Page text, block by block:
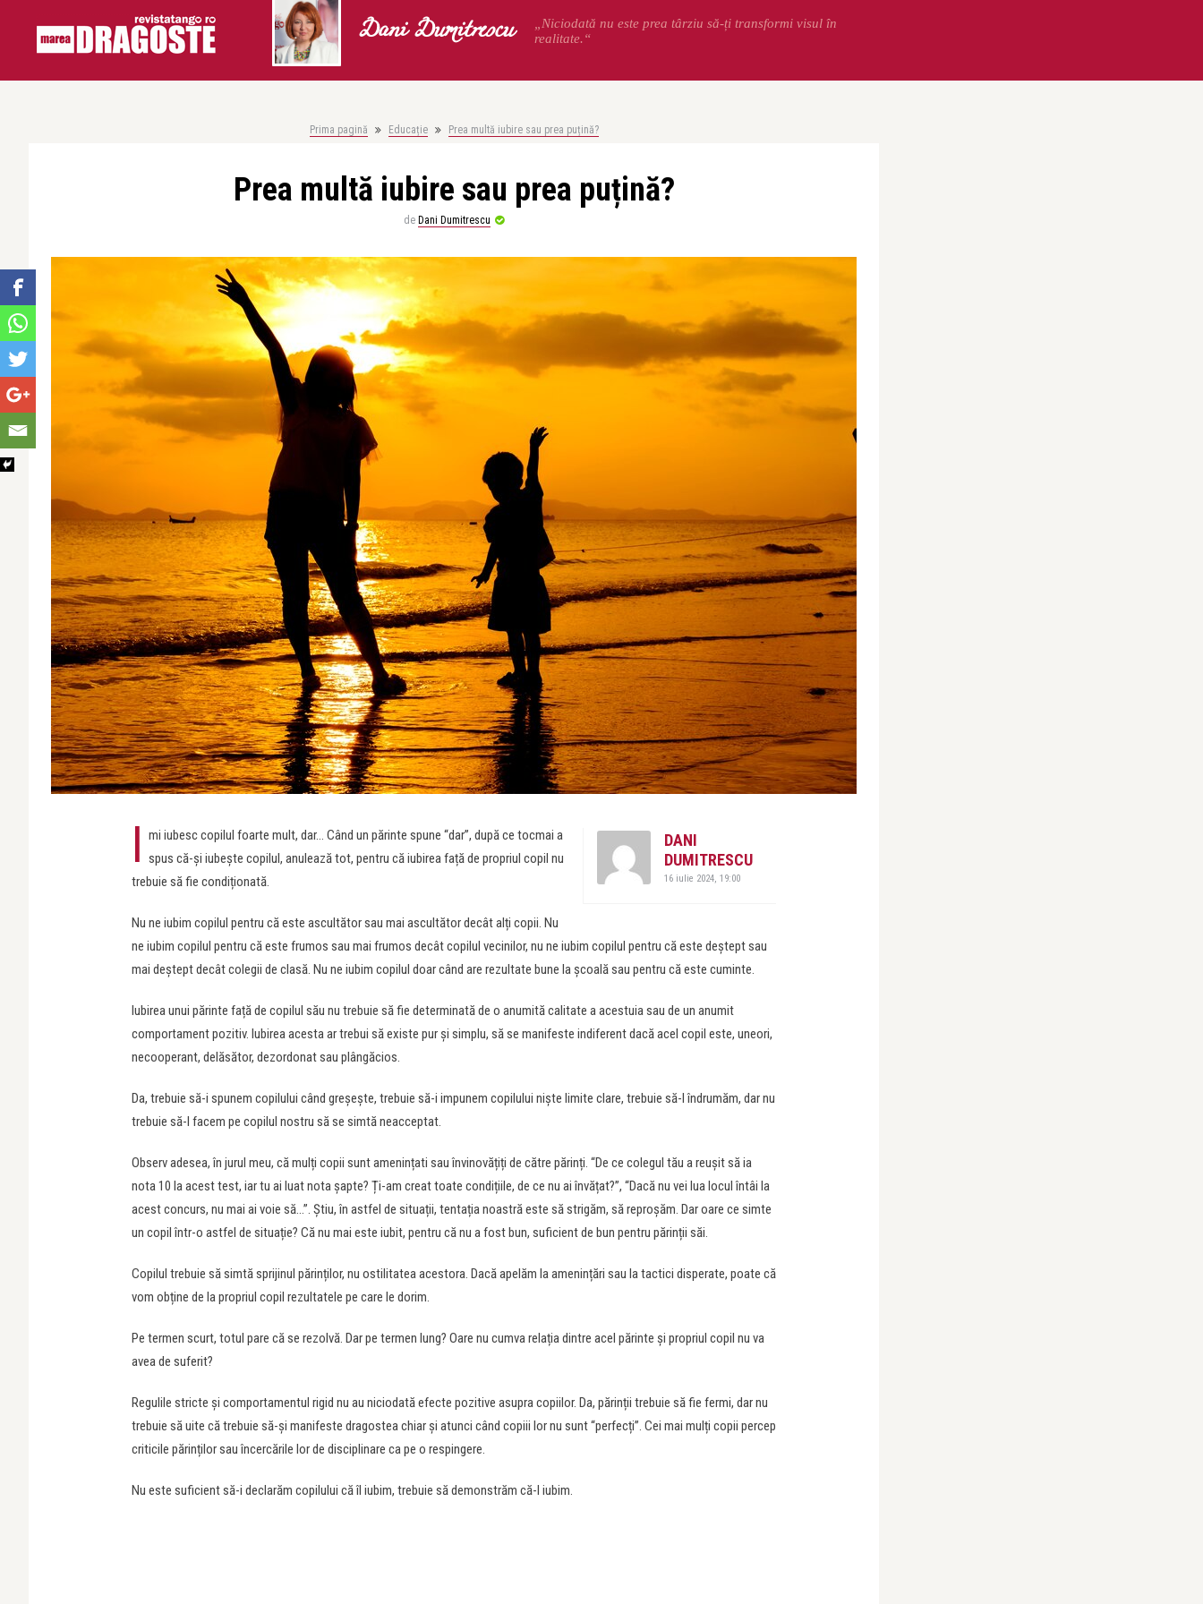
Dani Dumitrescu
„Niciodată nu este prea târziu să-ți transformi visul în
realitate.“
Prima pagină Educație Prea multă iubire sau prea puțină?
Prea multă iubire sau prea puțină?
de Dani Dumitrescu
DANI
DUMITRESCU
16 iulie 2024, 19:00
I mi iubesc copilul foarte mult, dar… Când un părinte spune “dar”, după ce tocmai a
spus că-și iubește copilul, anulează tot, pentru că iubirea față de propriul copil nu
trebuie să fie condiționată.
Nu ne iubim copilul pentru că este ascultător sau mai ascultător decât alți copii. Nu
ne iubim copilul pentru că este frumos sau mai frumos decât copilul vecinilor, nu ne iubim copilul pentru că este deștept sau
mai deștept decât colegii de clasă. Nu ne iubim copilul doar când are rezultate bune la școală sau pentru că este cuminte.
Iubirea unui părinte față de copilul său nu trebuie să fie determinată de o anumită calitate a acestuia sau de un anumit
comportament pozitiv. Iubirea acesta ar trebui să existe pur și simplu, să se manifeste indiferent dacă acel copil este, uneori,
necooperant, delăsător, dezordonat sau plângăcios.
Da, trebuie să-i spunem copilului când greșește, trebuie să-i impunem copilului niște limite clare, trebuie să-l îndrumăm, dar nu
trebuie să-l facem pe copilul nostru să se simtă neacceptat.
Observ adesea, în jurul meu, că mulți copii sunt amenințati sau învinovățiți de către părinți. “De ce colegul tău a reușit să ia
nota 10 la acest test, iar tu ai luat nota șapte? Ți-am creat toate condițiile, de ce nu ai învățat?”, “Dacă nu vei lua locul întâi la
acest concurs, nu mai ai voie să…”. Știu, în astfel de situații, tentația noastră este să strigăm, să reproșăm. Dar oare ce simte
un copil într-o astfel de situație? Că nu mai este iubit, pentru că nu a fost bun, suficient de bun pentru părinții săi.
Copilul trebuie să simtă sprijinul părinților, nu ostilitatea acestora. Dacă apelăm la amenințări sau la tactici disperate, poate că
vom obține de la propriul copil rezultatele pe care le dorim.
Pe termen scurt, totul pare că se rezolvă. Dar pe termen lung? Oare nu cumva relația dintre acel părinte și propriul copil nu va
avea de suferit?
Regulile stricte și comportamentul rigid nu au niciodată efecte pozitive asupra copiilor. Da, părinții trebuie să fie fermi, dar nu
trebuie să uite că trebuie să-și manifeste dragostea chiar și atunci când copiii lor nu sunt “perfecți”. Cei mai mulți copii percep
criticile părinților sau încercările lor de disciplinare ca pe o respingere.
Nu este suficient să-i declarăm copilului că îl iubim, trebuie să demonstrăm că-l iubim.